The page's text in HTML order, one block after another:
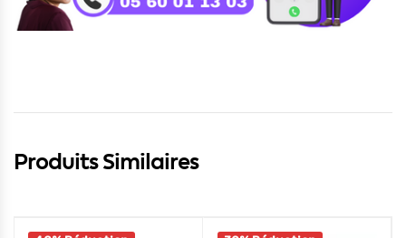
Produits Similaires